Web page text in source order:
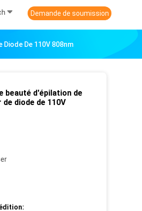
Demande de soumission
De 110V 808nm
beauté d'épilation de
diode de 110V